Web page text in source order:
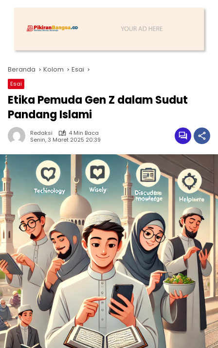
Beranda Kolom Esai
Esai
Etika Pemuda Gen Z dalam Sudut
Pandang Islami
Redaksi
4 Min Baca
Senin, 3 Maret 2025 20:39